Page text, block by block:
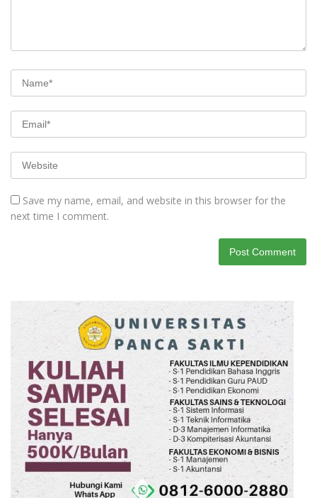
Save my name, email, and website in this browser for the
next time I comment.